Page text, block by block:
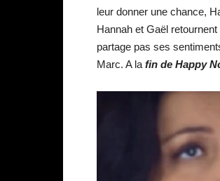
leur donner une chance,
Hannah et Gaël
partage pas ses
Marc. A la fin de Happy